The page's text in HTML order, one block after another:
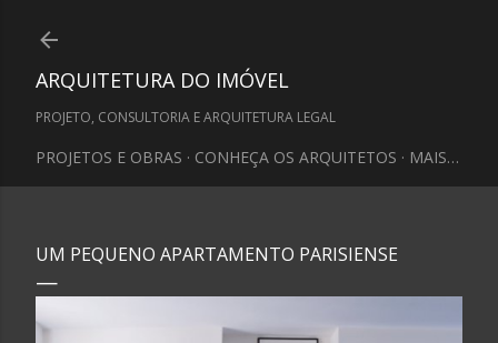
ARQUITETURA DO IMÓVEL
PROJETO, CONSULTORIA E ARQUITETURA LEGAL
PROJETOS E OBRAS CONHEÇA OS ARQUITETOS MAIS…
UM PEQUENO APARTAMENTO PARISIENSE